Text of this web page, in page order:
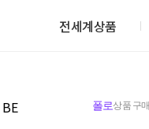
전세계상품
폴로상품 구